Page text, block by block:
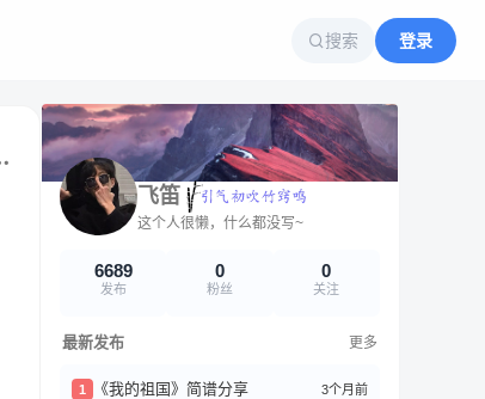
搜索 登录
飞笛
这个人很懒，什么都没写~
6689
发布
0
粉丝
0
关注
最新发布 更多
1 《我的祖国》简谱分享 3个月前